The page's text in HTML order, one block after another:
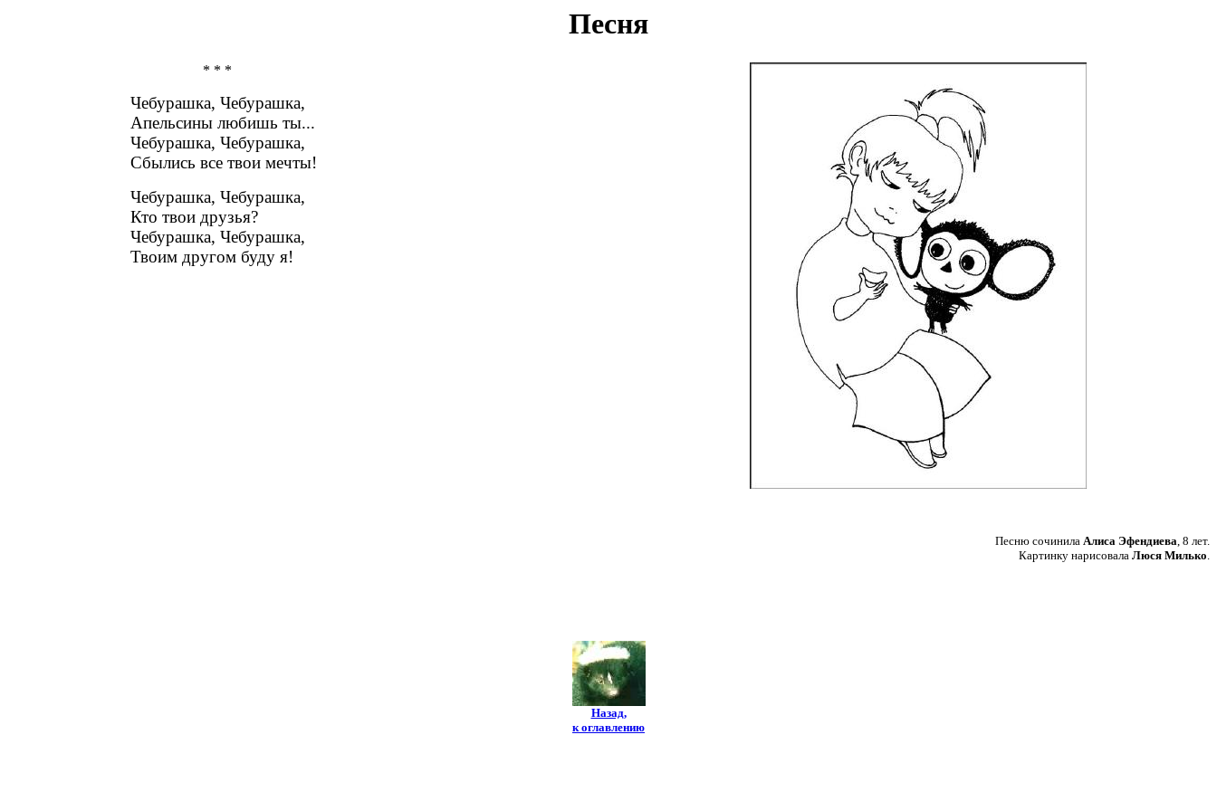
Песня
* * *
Чебурашка, Чебурашка,
Апельсины любишь ты...
Чебурашка, Чебурашка,
Сбылись все твои мечты!
Чебурашка, Чебурашка,
Кто твои друзья?
Чебурашка, Чебурашка,
Твоим другом буду я!
Песню сочинила Алиса Эфендиева, 8 лет.
Картинку нарисовала Люся Милько.
Назад,
к оглавлению